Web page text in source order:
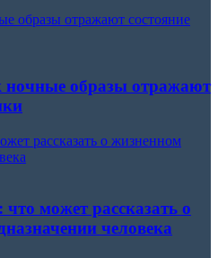
образы отражают состояние
ночные образы отражают
рассказать о жизненном
может рассказать о
человека